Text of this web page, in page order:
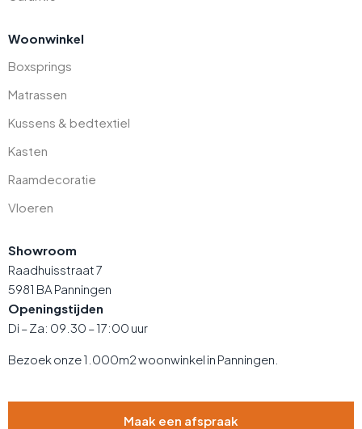
Woonwinkel
Boxsprings
Matrassen
Kussens & bedtextiel
Kasten
Raamdecoratie
Vloeren
Showroom
Raadhuisstraat 7
5981 BA Panningen
Openingstijden
Di – Za: 09.30 – 17:00 uur
Bezoek onze 1.000m2 woonwinkel in Panningen.
Maak een afspraak